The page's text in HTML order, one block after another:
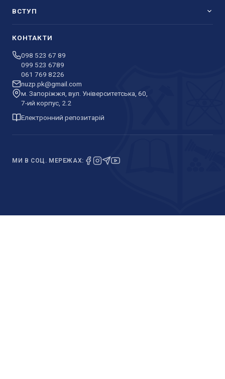
ВСТУП
КОНТАКТИ
098 523 67 89
099 523 6789
061 769 8226
nuzp.pk@gmail.com
м. Запоріжжя, вул. Університетська, 60,
7-ий корпус, 2.2
Електронний репозитарій
МИ В СОЦ. МЕРЕЖАХ: